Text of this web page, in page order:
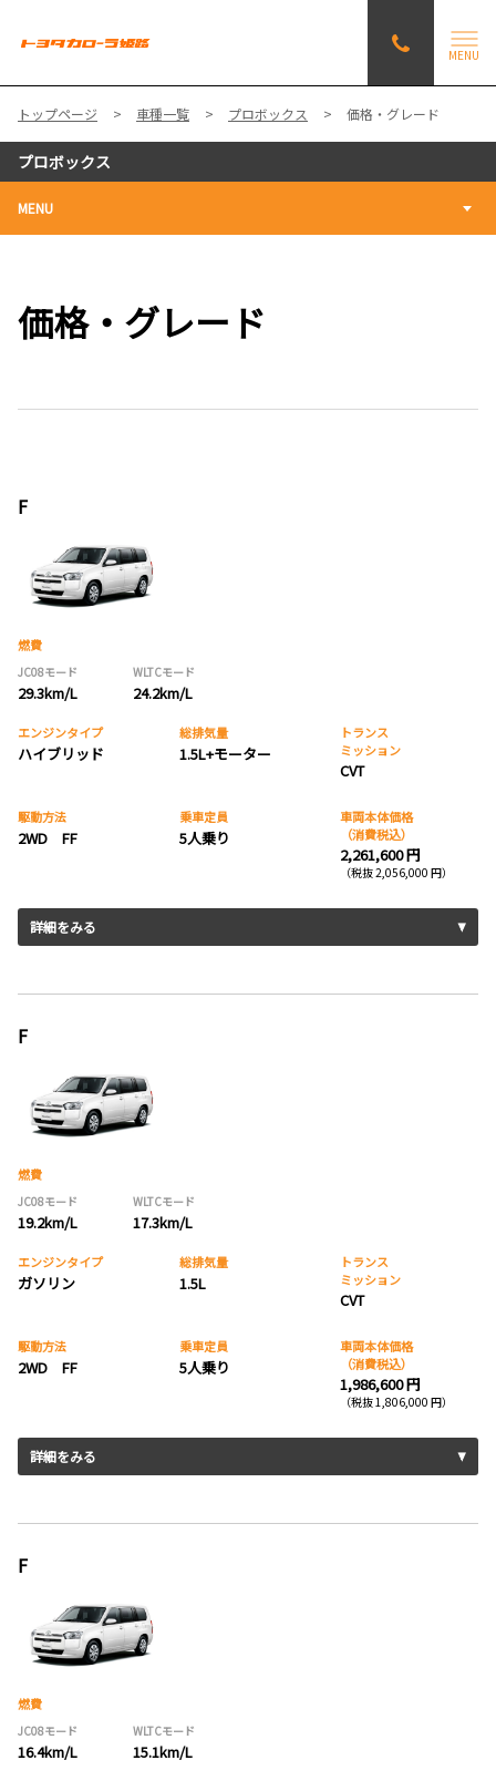
MENU
トップページ 車種一覧 プロボックス 価格・グレード
プロボックス
MENU
価格・グレード
F
燃費
JC08モード
29.3km/L
WLTCモード
24.2km/L
エンジンタイプ
ハイブリッド
総排気量
1.5L+モーター
トランス
ミッション
CVT
駆動方法
2WD FF
乗車定員
5人乗り
車両本体価格
（消費税込）
2,261,600 円
（税抜 2,056,000 円）
詳細をみる
F
燃費
JC08モード
19.2km/L
WLTCモード
17.3km/L
エンジンタイプ
ガソリン
総排気量
1.5L
トランス
ミッション
CVT
駆動方法
2WD FF
乗車定員
5人乗り
車両本体価格
（消費税込）
1,986,600 円
（税抜 1,806,000 円）
詳細をみる
F
燃費
JC08モード
16.4km/L
WLTCモード
15.1km/L